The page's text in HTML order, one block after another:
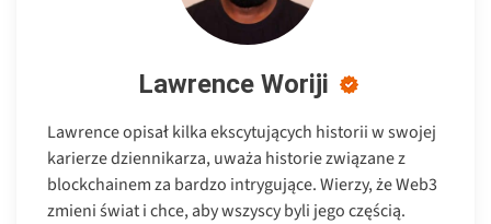
Lawrence Woriji
Lawrence opisał kilka ekscytujących historii w swojej
karierze dziennikarza, uważa historie związane z
blockchainem za bardzo intrygujące. Wierzy, że Web3
zmieni świat i chce, aby wszyscy byli jego częścią.